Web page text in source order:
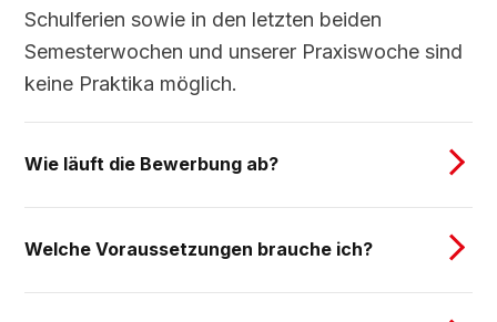
Schulferien sowie in den letzten beiden
Semesterwochen und unserer Praxiswoche sind
keine Praktika möglich.
Wie läuft die Bewerbung ab?
Welche Voraussetzungen brauche ich?